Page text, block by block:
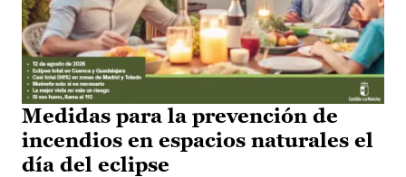
Medidas para la prevención de
incendios en espacios naturales el
día del eclipse